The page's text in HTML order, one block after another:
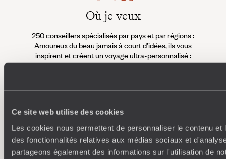
Ce site web utilise des cookies
Les cookies nous permettent de personnaliser le contenu et
des fonctionnalités relatives aux médias sociaux et
partageons également des informations sur l'utilisation de
Où je veux
250 conseillers spécialisés par pays et par régions :
Amoureux du beau jamais à court d’idées, ils vous
inspirent et créent un voyage ultra-personnalisé :
étapes, hébergements, ateliers, rencontres…
Faites créer votre voyage